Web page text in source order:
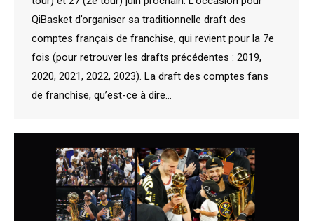
QiBasket d’organiser sa traditionnelle draft des
comptes français de franchise, qui revient pour la 7e
fois (pour retrouver les drafts précédentes : 2019,
2020, 2021, 2022, 2023). La draft des comptes fans
de franchise, qu’est-ce à dire…